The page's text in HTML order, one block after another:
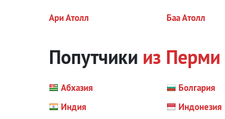
Ари Атолл Баа Атолл
Попутчики из Перми
Абхазия Болгария
Индия
Индонезия